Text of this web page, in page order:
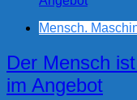
Mensch.
Der Mensch
im Angebot